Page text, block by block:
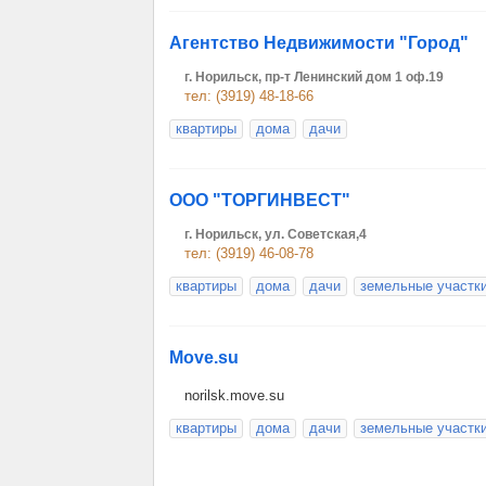
Агентство Недвижимости "Город"
г. Норильск, пр-т Ленинский дом 1 оф.19
тел: (3919) 48-18-66
квартиры
дома дачи
ООО "ТОРГИНВЕСТ"
г. Норильск, ул. Советская,4
тел: (3919) 46-08-78
квартиры
дома дачи земельные
Move.su
norilsk.move.su
квартиры
дома дачи земельные